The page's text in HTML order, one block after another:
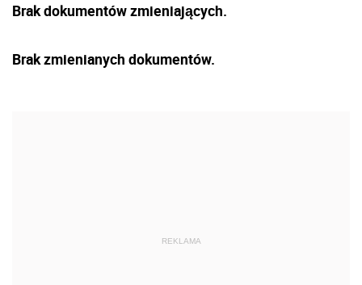
Brak dokumentów zmieniających.
Brak zmienianych dokumentów.